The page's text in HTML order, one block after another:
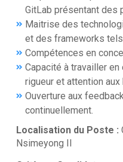
GitLab présentant des
Maitrise des
et des frameworks tels
Compétences en
Capacité à travailler en
rigueur et attention
Ouverture aux
continuellement.
Localisation du Poste :
Nsimeyong II